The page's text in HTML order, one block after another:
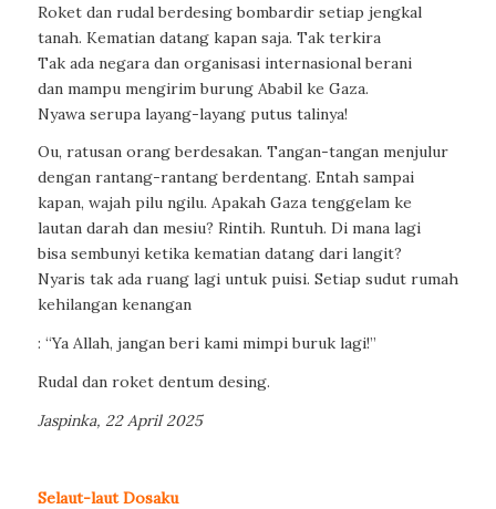
Roket dan rudal berdesing bombardir setiap jengkal
tanah. Kematian datang kapan saja. Tak terkira
Tak ada negara dan organisasi internasional berani
dan mampu mengirim burung Ababil ke Gaza.
Nyawa serupa layang-layang putus talinya!
Ou, ratusan orang berdesakan. Tangan-tangan menjulur
dengan rantang-rantang berdentang. Entah sampai
kapan, wajah pilu ngilu. Apakah Gaza tenggelam ke
lautan darah dan mesiu? Rintih. Runtuh. Di mana lagi
bisa sembunyi ketika kematian datang dari langit?
Nyaris tak ada ruang lagi untuk puisi. Setiap sudut rumah
kehilangan kenangan
: “Ya Allah, jangan beri kami mimpi buruk lagi!”
Rudal dan roket dentum desing.
Jaspinka, 22 April 2025
Selaut-laut Dosaku